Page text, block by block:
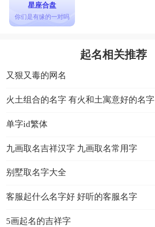
星座合盘
你们是有缘的一对吗
起名相关推荐
又狠又毒的网名
火土组合的名字 有火和土寓意好的名字
单字id繁体
九画取名吉祥汉字 九画取名常用字
别墅取名字大全
客服起什么名字好 好听的客服名字
5画起名的吉祥字